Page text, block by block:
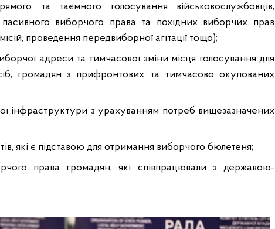
та таємного голосування військовослужбовців,
пасивного виборчого права та похідних виборчих прав
проведення передвиборної агітації тощо);
адреси та тимчасової зміни місця голосування для
громадян з прифронтових та тимчасово окупованих
інфраструктури з урахуванням потреб вищезазначених
які є підставою для отримання виборчого бюлетеня;
права громадян, які співпрацювали з державою-